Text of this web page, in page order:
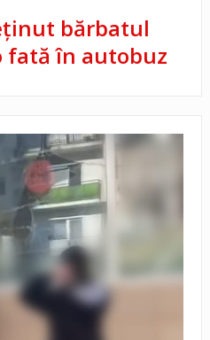
bărbatul
fată în autobuz